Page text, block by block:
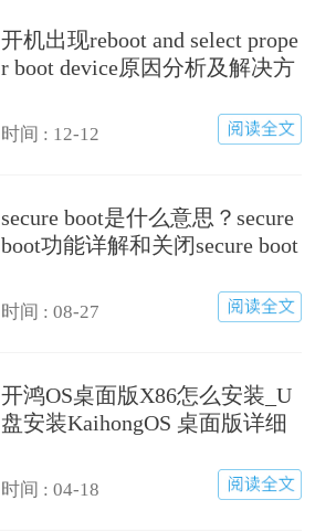
开机出现reboot and select prope
r boot device原因分析及解决方
时间 : 12-12
secure boot是什么意思？secure
boot功能详解和关闭secure boot
时间 : 08-27
开鸿OS桌面版X86怎么安装_U
盘安装KaihongOS 桌面版详细
时间 : 04-18